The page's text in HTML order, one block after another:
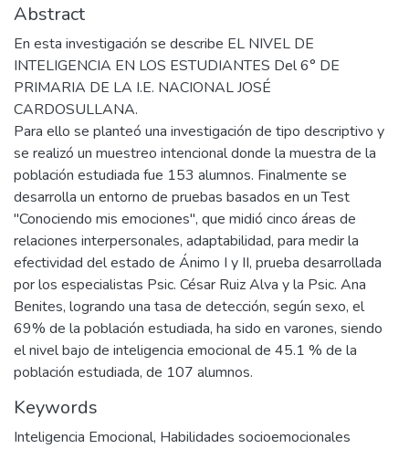
Abstract
En esta investigación se describe EL NIVEL DE
INTELIGENCIA EN LOS ESTUDIANTES Del 6° DE
PRIMARIA DE LA I.E. NACIONAL JOSÉ
CARDOSULLANA.
Para ello se planteó una investigación de tipo descriptivo y
se realizó un muestreo intencional donde la muestra de la
población estudiada fue 153 alumnos. Finalmente se
desarrolla un entorno de pruebas basados en un Test
"Conociendo mis emociones", que midió cinco áreas de
relaciones interpersonales, adaptabilidad, para medir la
efectividad del estado de Ánimo I y II, prueba desarrollada
por los especialistas Psic. César Ruiz Alva y la Psic. Ana
Benites, logrando una tasa de detección, según sexo, el
69% de la población estudiada, ha sido en varones, siendo
el nivel bajo de inteligencia emocional de 45.1 % de la
población estudiada, de 107 alumnos.
Keywords
Inteligencia Emocional, Habilidades socioemocionales